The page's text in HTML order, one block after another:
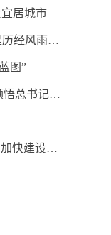
居城市
【讲习所·中国与世界】习近平：中汤是历经风雨、患难与共的真朋友
图”
看图学习·非凡“十四五”丨从考察足迹 领悟总书记“坚持发展实业”的深意
新思想引领新征程·非凡“十四五”丨我国加快建设现代化产业体系